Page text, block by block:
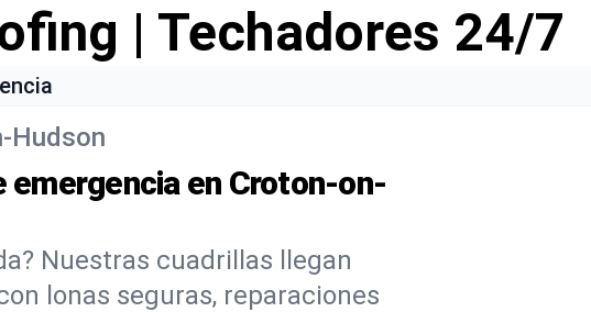
| Techadores 24/7
Hudson
en Croton-on-
Nuestras cuadrillas llegan
lonas seguras, reparaciones